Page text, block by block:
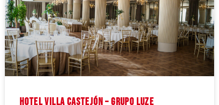
Hotel Villa Castejón – Grupo Luze